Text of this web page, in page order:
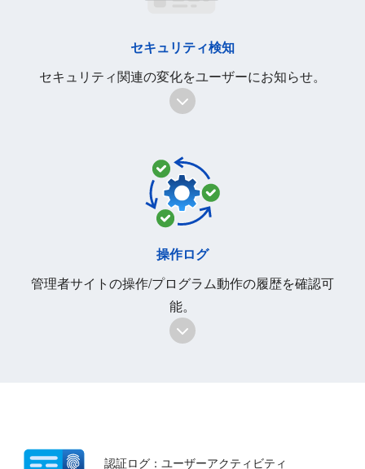
セキュリティ検知
セキュリティ関連の変化をユーザーにお知らせ。
操作ログ
管理者サイトの操作/プログラム動作の履歴を確認可
能。
認証ログ：ユーザーアクティビティ